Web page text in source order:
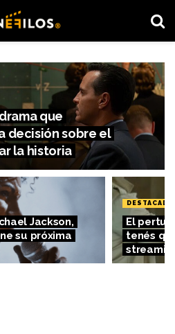
que
decisión sobre el
la historia
Jackson,
su próxima
DESTACADO
El
tenés